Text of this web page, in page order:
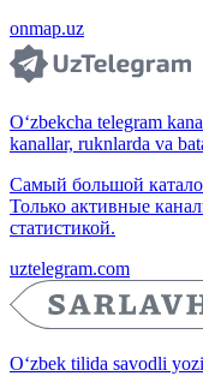
onmap.uz
O‘zbekcha telegram
kanallar, ruknlarda va
Самый большой
Только активные
статистикой.
uztelegram.com
O‘zbek tilida savodli